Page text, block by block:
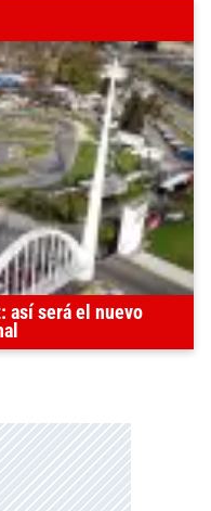
así será el nuevo